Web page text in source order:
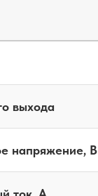
выхода
напряжение, В